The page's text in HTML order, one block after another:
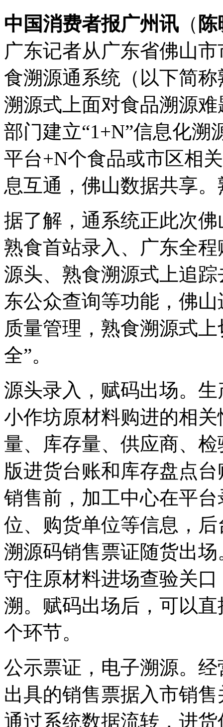
中国消费者报广州讯 （
广东记者从广东省佛山
食溯源通系统（以下简
溯源式上面对食品溯源
部门建立“1+N”信息化
平台+N个食品或市区相
息互通，佛山数据共享
据了解，通系统正此次
熟食首站录入、广东全
源头、熟食溯源式上追
东公众查询等功能，佛
质量管理，熟食溯源式上
全”。
源头录入，赋码出场。
小作坊原材料购进的相
量、库存量、供应商、
版进货台账和库存盘点
销售前，加工中心在平
位、购货单位等信息，
溯源码销售票证随货出
守住原材料进场查验关
溯。赋码出场后，可以
个环节。
公示票证，电子溯源。
出具的销售票据入市销
通过系统数据流转，进